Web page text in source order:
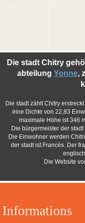
Informations
Die stadt Chitry
abteilung Yonne,
Die stadt zählt Chitry
eine Dichte von 22,83
maximale Höhe ist 346
Die bürgermeister der
Die Einwohner werden
der stadt ist Francés. Der
Die Website